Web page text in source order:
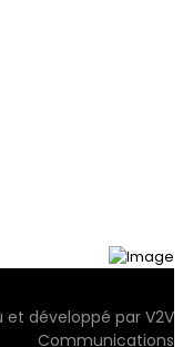
et développé par V2V
Communications